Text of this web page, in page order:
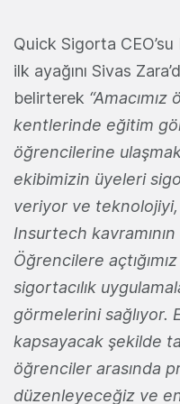
Quick Sigorta
ilk ayağını Sivas
belirterek
kentlerinde eğitim
öğrencilerine
ekibimizin üyeleri
veriyor ve
Insurtech
Öğrencilere
sigortacılık
görmelerini sağlıyor.
kapsayacak şekilde
öğrenciler arasında
düzenleyeceğiz ve